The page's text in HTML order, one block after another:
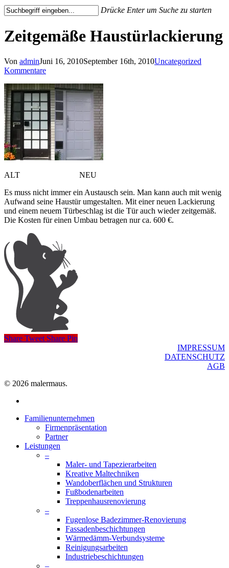
Drücke Enter um Suche zu starten
Search
Zeitgemäße Haustürlackierung
Von adminJuni 16, 2010September 16th, 2010Uncategorized
Kommentare
ALT NEU
Es muss nicht immer ein Austausch sein. Man kann auch mit wenig
Aufwand seine Haustür umgestalten. Mit einer neuen Lackierung
und einem neuem Türbeschlag ist die Tür auch wieder zeitgemäß.
Die Kosten für einen Umbau betragen nur ca. 600 €.
Share Tweet Share Pin
IMPRESSUM
DATENSCHUTZ
AGB
© 2026 malermaus.
Close
Familienunternehmen
Firmenpräsentation
Partner
Leistungen
–
Maler- und Tapezierarbeiten
Kreative Maltechniken
Wandoberflächen und Strukturen
Fußbodenarbeiten
Treppenhausrenovierung
–
Fugenlose Badezimmer-Renovierung
Fassadenbeschichtungen
Wärmedämm-Verbundsysteme
Reinigungsarbeiten
Industriebeschichtungen
–